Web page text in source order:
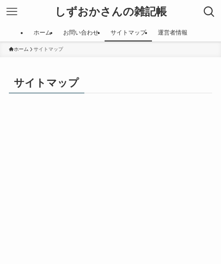
しずおかさんの雑記帳
ホーム お問い合わせ サイトマップ 運営者情報
ホーム サイトマップ
サイトマップ